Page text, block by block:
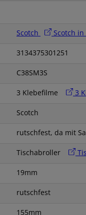
Scotch Scotch
3134375301251
C38SM3S
3 Klebefilme 3
Scotch
rutschfest, da mit
Tischabroller
19mm
rutschfest
155mm